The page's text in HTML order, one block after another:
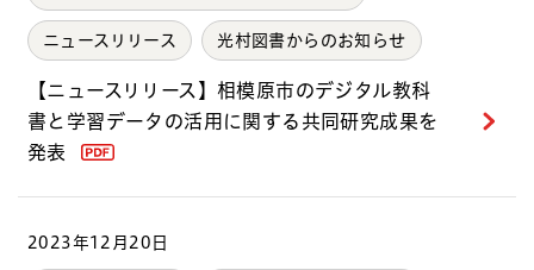
ニュースリリース 光村図書からのお知らせ
【ニュースリリース】相模原市のデジタル教科
書と学習データの活用に関する共同研究成果を
発表
2023年12月20日